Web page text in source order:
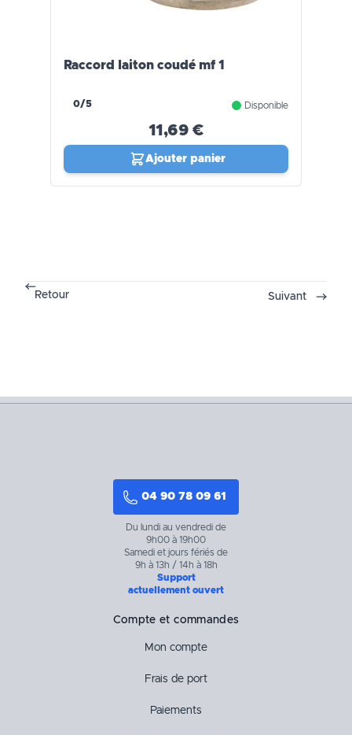
Raccord laiton coudé mf 1
0/5 Disponible
11,69 €
Ajouter panier
Retour Suivant
04 90 78 09 61
Du lundi au vendredi de
9h00 à 19h00
Samedi et jours fériés de
9h à 13h / 14h à 18h
Support
actuellement ouvert
Compte et commandes
Mon compte
Frais de port
Paiements